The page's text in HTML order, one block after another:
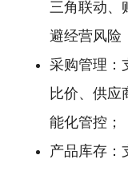
三角联动、
避经营风险
采购管理：
比价、供应
能化管控；
产品库存：